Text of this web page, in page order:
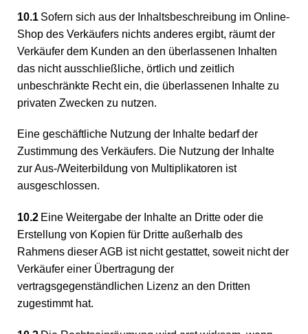
10.1 Sofern sich aus der Inhaltsbeschreibung im Online-
Shop des Verkäufers nichts anderes ergibt, räumt der
Verkäufer dem Kunden an den überlassenen Inhalten
das nicht ausschließliche, örtlich und zeitlich
unbeschränkte Recht ein, die überlassenen Inhalte zu
privaten Zwecken zu nutzen.
Eine geschäftliche Nutzung der Inhalte bedarf der
Zustimmung des Verkäufers. Die Nutzung der Inhalte
zur Aus-/Weiterbildung von Multiplikatoren ist
ausgeschlossen.
10.2 Eine Weitergabe der Inhalte an Dritte oder die
Erstellung von Kopien für Dritte außerhalb des
Rahmens dieser AGB ist nicht gestattet, soweit nicht der
Verkäufer einer Übertragung der
vertragsgegenständlichen Lizenz an den Dritten
zugestimmt hat.